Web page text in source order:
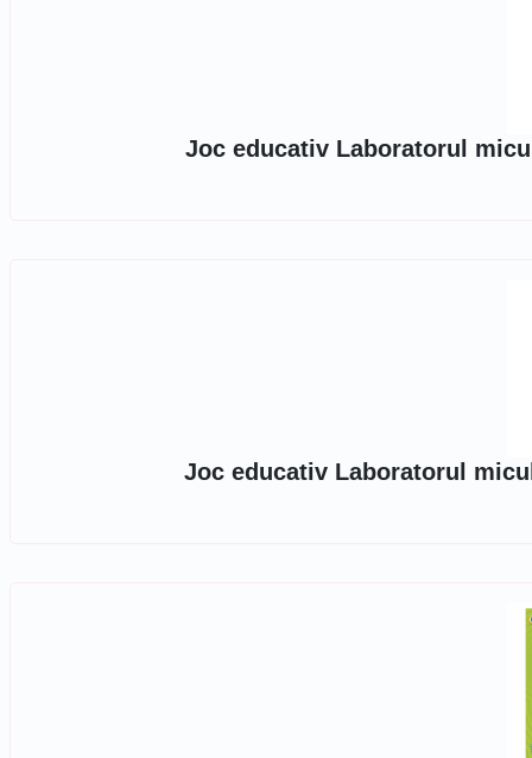
Joc educativ Laboratorul
Joc educativ Laboratorul